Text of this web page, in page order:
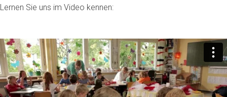
Lernen Sie uns im Video kennen: